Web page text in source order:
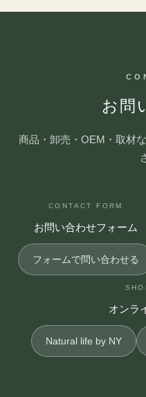
お問
商品・卸売・OEM・取材
CONTACT FORM
お問い合わせフォーム
フォームで問い合わせる
オンラ
Natural life by NY